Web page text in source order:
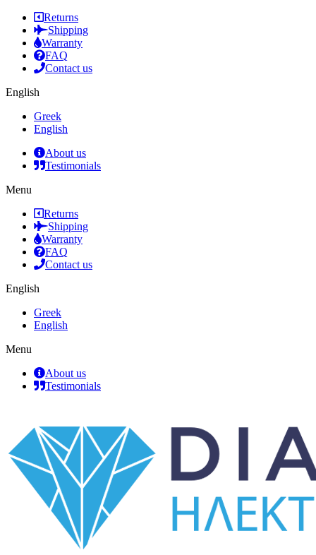
Returns
Shipping
Warranty
FAQ
Contact us
English
Greek
English
About us
Testimonials
Menu
Returns
Shipping
Warranty
FAQ
Contact us
English
Greek
English
Menu
About us
Testimonials